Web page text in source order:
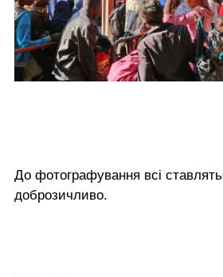
До фотографування всі
доброзичливо.